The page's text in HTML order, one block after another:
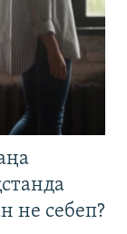
не себеп?